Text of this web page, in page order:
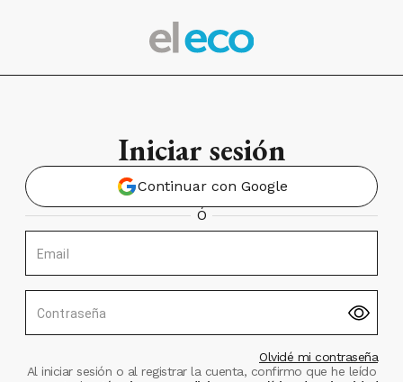
Iniciar sesión
Continuar con Google
Ó
Email
Contraseña
Olvidé mi contraseña
Al iniciar sesión o al registrar la cuenta, confirmo que he leído